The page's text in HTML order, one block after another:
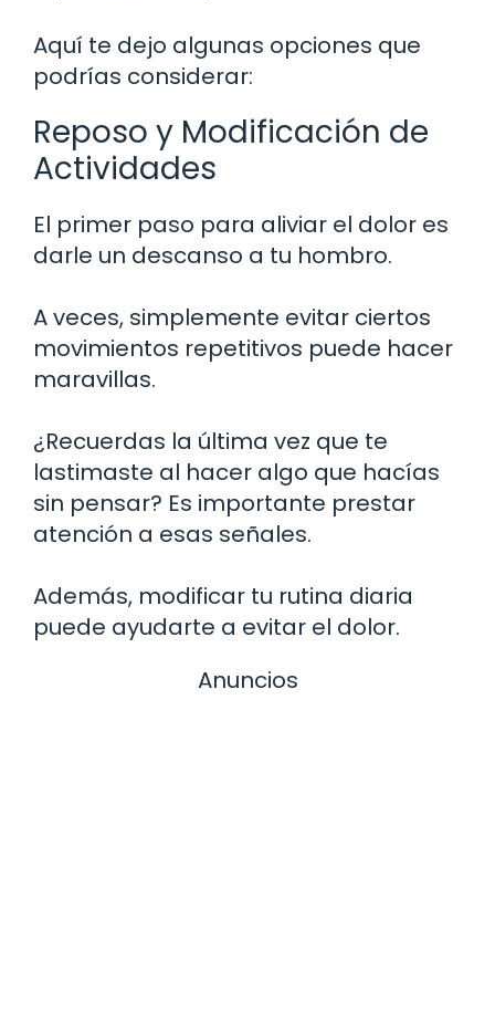
Aquí te dejo algunas opciones que
podrías considerar:
Reposo y Modificación de
Actividades
El primer paso para aliviar el dolor es
darle un descanso a tu hombro.
A veces, simplemente evitar ciertos
movimientos repetitivos puede hacer
maravillas.
¿Recuerdas la última vez que te
lastimaste al hacer algo que hacías
sin pensar? Es importante prestar
atención a esas señales.
Además, modificar tu rutina diaria
puede ayudarte a evitar el dolor.
Anuncios